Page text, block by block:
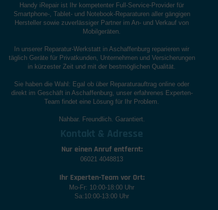
Handy iRepair ist Ihr kompetenter Full-Service-Provider für
Smartphone-, Tablet- und Notebook-Reparaturen aller gängigen
Hersteller sowie zuverlässiger Partner im An- und Verkauf von
Mobilgeräten.
In unserer Reparatur-Werkstatt in Aschaffenburg reparieren wir
täglich Geräte für Privatkunden, Unternehmen und Versicherungen
in kürzester Zeit und mit der bestmöglichen Qualität.
Sie haben die Wahl: Egal ob über Reparaturauftrag online oder
direkt im Geschäft in Aschaffenburg, unser erfahrenes Experten-
Team findet eine Lösung für Ihr Problem.
Nahbar. Freundlich. Garantiert.
Kontakt & Adresse
Nur einen Anruf entfernt:
06021 4048813
Ihr Experten-Team vor Ort:
Mo-Fr: 10:00-18:00 Uhr
Sa:10:00-13:00 Uhr